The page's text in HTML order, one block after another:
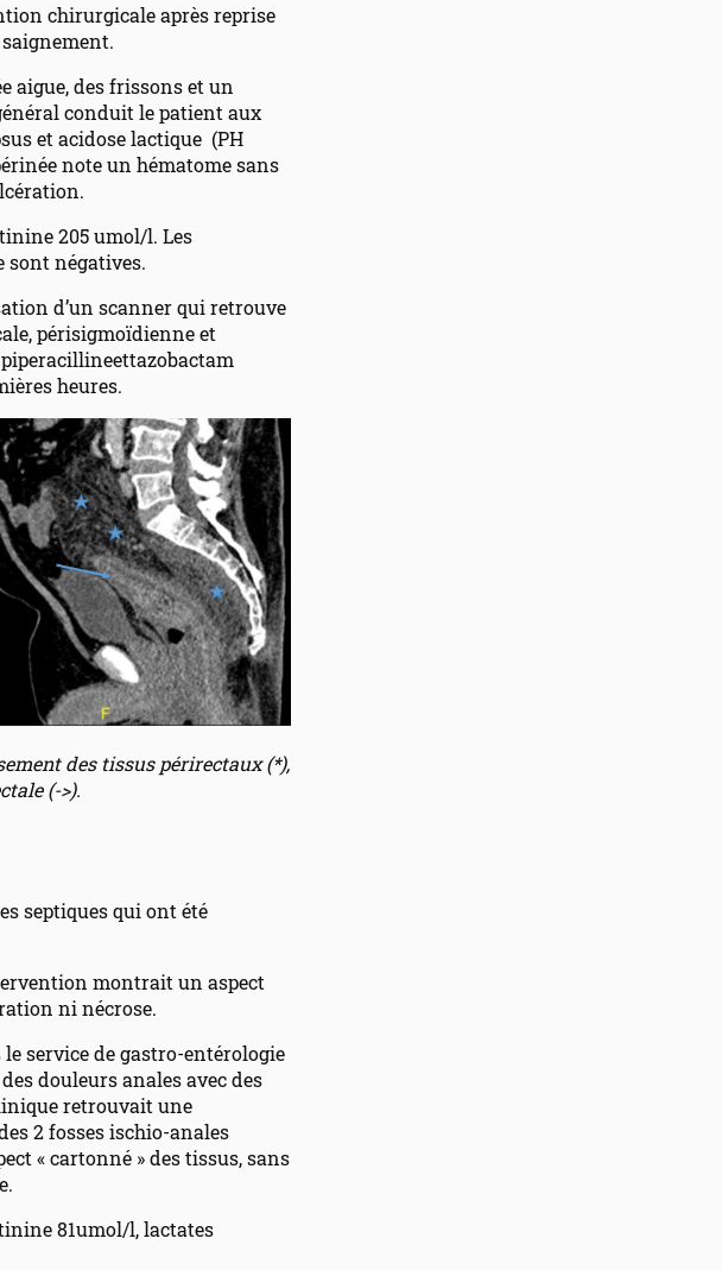
chirurgicale après reprise
aigue, des frissons et un
conduit le patient aux
et acidose lactique (PH
note un hématome sans
205 umol/l. Les
sont négatives.
d’un scanner qui retrouve
périsigmoïdienne et
heures.
des tissus périrectaux (*),
(->).
septiques qui ont été
montrait un aspect
ni nécrose.
service de gastro-entérologie
douleurs anales avec des
retrouvait une
2 fosses ischio-anales
« cartonné » des tissus, sans
81umol/l, lactates